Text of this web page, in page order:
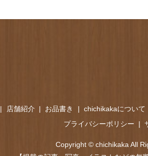
店舗紹介 お品書き chichikakaについて
プライバシーポリシー
Copyright © chichikaka All